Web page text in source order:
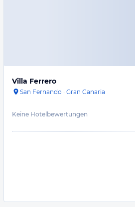
Villa Ferrero
San Fernando · Gran Canaria
Keine Hotelbewertungen